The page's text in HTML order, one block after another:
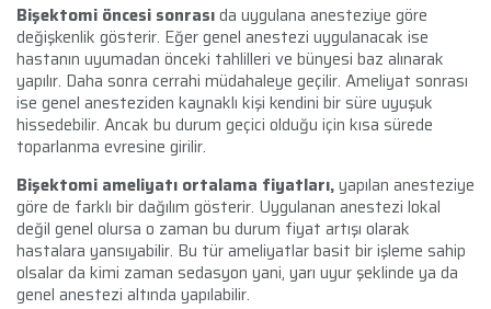
Bişektomi öncesi sonrasıda uygulana anesteziye göre
değişkenlik gösterir. Eğer genel anestezi uygulanacak ise
hastanın uyumadan önceki tahlilleri ve bünyesi baz alınarak
yapılır. Daha sonra cerrahi müdahaleye geçilir. Ameliyat sonrası
ise genel anesteziden kaynaklı kişi kendini bir süre uyuşuk
hissedebilir. Ancak bu durum geçici olduğu için kısa sürede
toparlanma evresine girilir.
Bişektomi ameliyatı ortalama fiyatları,yapılan anesteziye
göre de farklı bir dağılım gösterir. Uygulanan anestezi lokal
değil genel olursa o zaman bu durum fiyat artışı olarak
hastalara yansıyabilir. Bu tür ameliyatlar basit bir işleme sahip
olsalar da kimi zaman sedasyon yani, yarı uyur şeklinde ya da
genel anestezi altında yapılabilir.